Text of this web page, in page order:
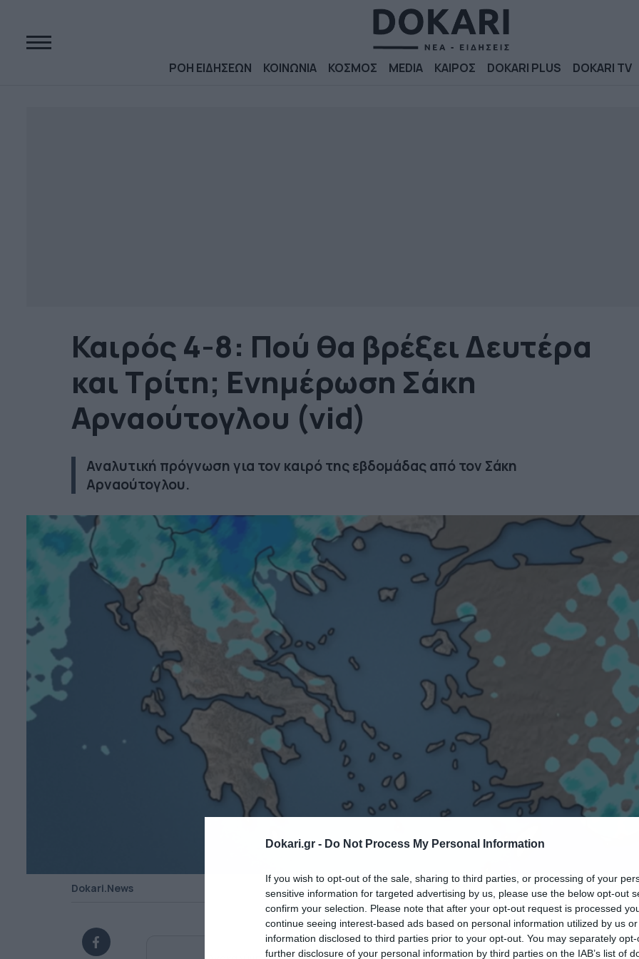
Dokari.gr - Do Not Process My Personal Information
If you wish to opt-out of the sale, sharing to third parties, or processing of your
sensitive information for targeted advertising by us, please use the below opt-out
confirm your selection. Please note that after your opt-out request is processed
continue seeing interest-based ads based on personal information utilized by us
information disclosed to third parties prior to your opt-out. You may separately
further disclosure of your personal information by third parties on the IAB’s list of
ΡΟΗ ΕΙΔΗΣΕΩΝ ΚΟΙΝΩΝΙΑ ΚΟΣΜΟΣ MEDIA ΚΑΙΡΟΣ DOKARI PLUS DOKARI TV
Καιρός 4-8: Πού θα βρέξει Δευτέρα
και Τρίτη; Ενημέρωση Σάκη
Αρναούτογλου (vid)
Αναλυτική πρόγνωση για τον καιρό της εβδομάδας από τον Σάκη
Αρναούτογλου.
Dokari.News 04.08.2025-07:32